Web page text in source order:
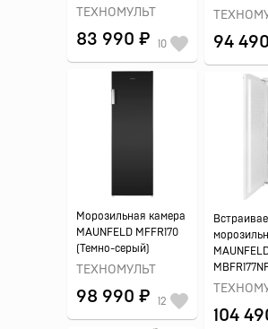
ТЕХНОМУЛЬТ
83 990 ₽ 10 94
Морозильная камера
MAUNFELD MFFR170
(Темно-серый)
ТЕХНОМУЛЬТ
98 990 ₽ 12
104